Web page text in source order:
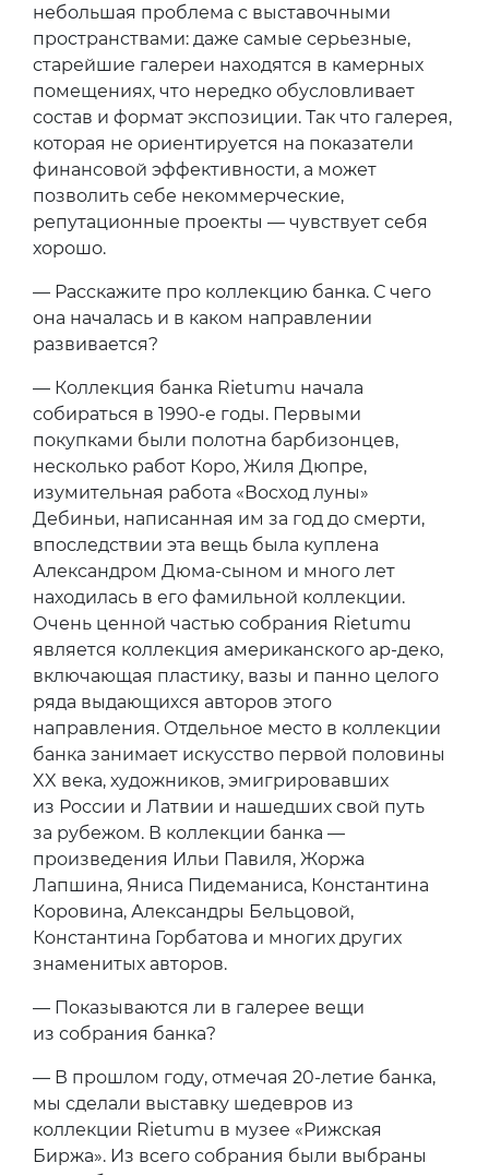
небольшая проблема с выставочными
пространствами: даже самые серьезные,
старейшие галереи находятся в камерных
помещениях, что нередко обусловливает
состав и формат экспозиции. Так что галерея,
которая не ориентируется на показатели
финансовой эффективности, а может
позволить себе некоммерческие,
репутационные проекты — чувствует себя
хорошо.
— Расскажите про коллекцию банка. С чего
она началась и в каком направлении
развивается?
— Коллекция банка Rietumu начала
собираться в 1990-е годы. Первыми
покупками были полотна барбизонцев,
несколько работ Коро, Жиля Дюпре,
изумительная работа «Восход луны»
Дебиньи, написанная им за год до смерти,
впоследствии эта вещь была куплена
Александром Дюма-сыном и много лет
находилась в его фамильной коллекции.
Очень ценной частью собрания Rietumu
является коллекция американского ар-деко,
включающая пластику, вазы и панно целого
ряда выдающихся авторов этого
направления. Отдельное место в коллекции
банка занимает искусство первой половины
XX века, художников, эмигрировавших
из России и Латвии и нашедших свой путь
за рубежом. В коллекции банка —
произведения Ильи Павиля, Жоржа
Лапшина, Яниса Пидеманиса, Константина
Коровина, Александры Бельцовой,
Константина Горбатова и многих других
знаменитых авторов.
— Показываются ли в галерее вещи
из собрания банка?
— В прошлом году, отмечая 20-летие банка,
мы сделали выставку шедевров из
коллекции Rietumu в музее «Рижская
Биржа». Из всего собрания были выбраны